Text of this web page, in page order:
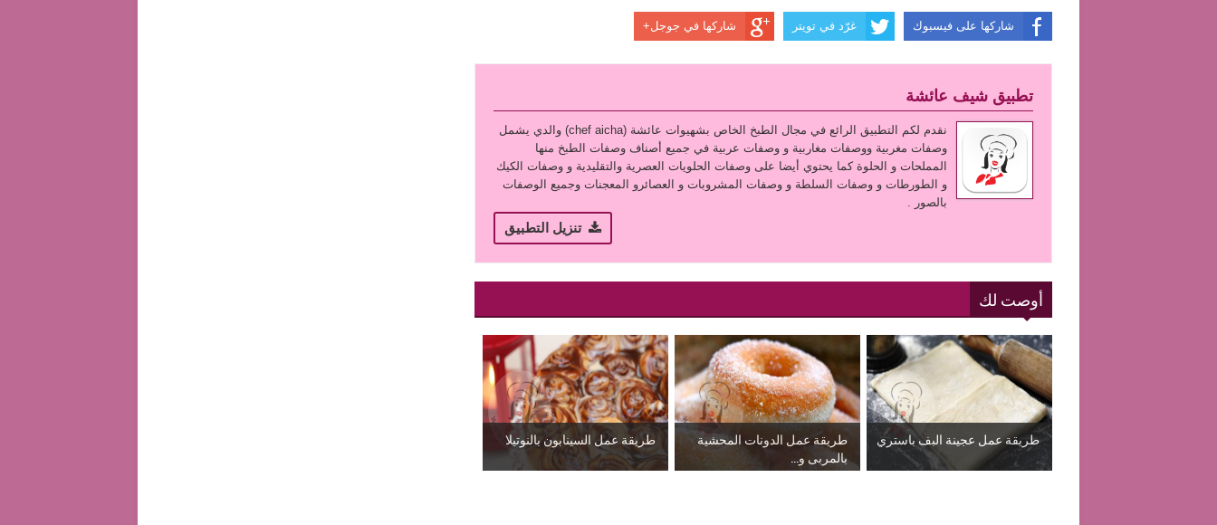
شاركها على فيسبوك غرّد في تويتر شاركها في جوجل+
تطبيق شيف عائشة
نقدم لكم التطبيق الرائع في مجال الطبخ الخاص بشهيوات عائشة (chef aicha) والدي يشمل
وصفات مغربية ووصفات مغاربية و وصفات عربية في جميع أصناف وصفات الطبخ منها
المملحات و الحلوة كما يحتوي أيضا على وصفات الحلويات العصرية والتقليدية و وصفات الكيك
و الطورطات و وصفات السلطة و وصفات المشروبات و العصائرو المعجنات وجميع الوصفات
بالصور .
تنزيل التطبيق
أوصت لك
طريقة عمل عجينة البف باستري
طريقة عمل الدونات المحشية
بالمربى و...
طريقة عمل السينابون بالنوتيلا